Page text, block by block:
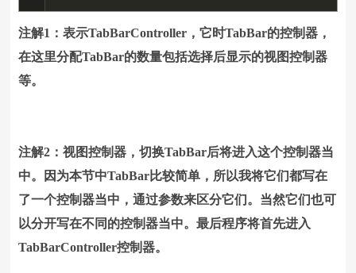
注解1：表示TabBarController，它时TabBar的控制器，
在这里分配TabBar的数量包括选择后显示的视图控制器
等。
注解2：视图控制器，切换TabBar后将进入这个控制器当
中。因为本节中TabBar比较简单，所以我将它们都写在
了一个控制器当中，通过参数来区分它们。当然它们也可
以分开写在不同的控制器当中。最后程序将首先进入
TabBarController控制器。